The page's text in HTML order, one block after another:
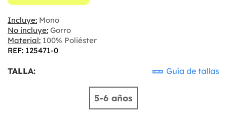
Incluye: Mono
No incluye: Gorro
Material: 100% Poliéster
REF: 125471-0
TALLA: Guía de tallas
5-6 años